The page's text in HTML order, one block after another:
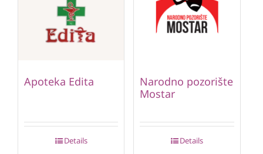
Apoteka Edita
Details
Narodno pozorište
Mostar
Details